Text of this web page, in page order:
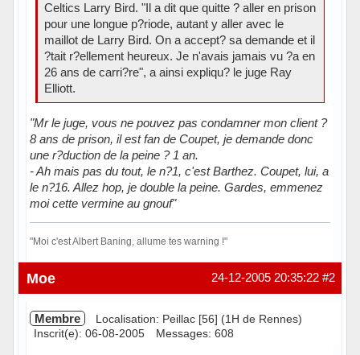
Celtics Larry Bird. "Il a dit que quitte ? aller en prison
pour une longue p?riode, autant y aller avec le
maillot de Larry Bird. On a accept? sa demande et il
?tait r?ellement heureux. Je n'avais jamais vu ?a en
26 ans de carri?re", a ainsi expliqu? le juge Ray
Elliott.
"Mr le juge, vous ne pouvez pas condamner mon client ?
8 ans de prison, il est fan de Coupet, je demande donc
une r?duction de la peine ? 1 an.
- Ah mais pas du tout, le n?1, c'est Barthez. Coupet, lui, a
le n?16. Allez hop, je double la peine. Gardes, emmenez
moi cette vermine au gnouf"
"Moi c'est Albert Baning, allume tes warning !"
Hors ligne #2
24-12-2005 20:35:22
Moe
Membre
Localisation: Peillac [56] (1H de Rennes)
Inscrit(e): 06-08-2005
Messages: 608